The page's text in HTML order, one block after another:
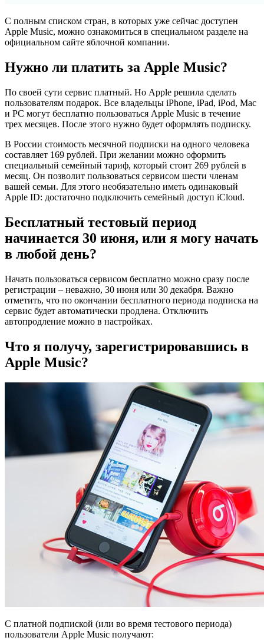
С полным списком стран, в которых уже сейчас доступен
Apple Music, можно ознакомиться в специальном разделе на
официальном сайте яблочной компании.
Нужно ли платить за Apple Music?
По своей сути сервис платный. Но Apple решила сделать
пользователям подарок. Все владельцы iPhone, iPad, iPod, Mac
и PC могут бесплатно пользоваться Apple Music в течение
трех месяцев. После этого нужно будет оформлять подписку.
В России стоимость месячной подписки на одного человека
составляет 169 рублей. При желании можно оформить
специальный семейный тариф, который стоит 269 рублей в
месяц. Он позволит пользоваться сервисом шести членам
вашей семьи. Для этого необязательно иметь одинаковый
Apple ID: достаточно подключить семейный доступ iCloud.
Бесплатный тестовый период
начинается 30 июня, или я могу начать
в любой день?
Начать пользоваться сервисом бесплатно можно сразу после
регистрации – неважно, 30 июня или 30 декабря. Важно
отметить, что по окончании бесплатного периода подписка на
сервис будет автоматически продлена. Отключить
автопродление можно в настройках.
Что я получу, зарегистрировавшись в
Apple Music?
С платной подпиской (или во время тестового периода)
пользователи Apple Music получают: